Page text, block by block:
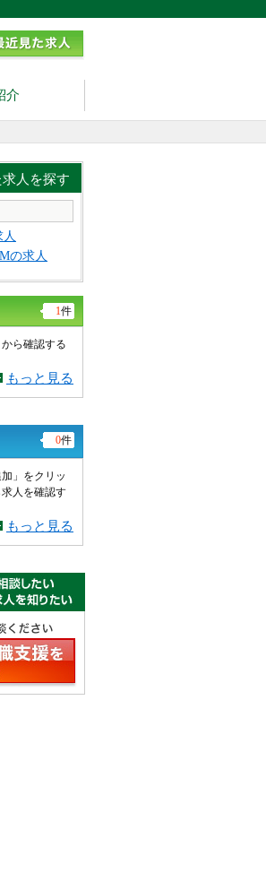
介
人を探す
の求人
1件
ら確認する
もっと見る
0件
加」をクリッ
人を確認す
もっと見る